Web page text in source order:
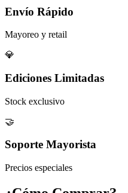
Envío Rápido
Mayoreo y retail
💎
Ediciones Limitadas
Stock exclusivo
🤝
Soporte Mayorista
Precios especiales